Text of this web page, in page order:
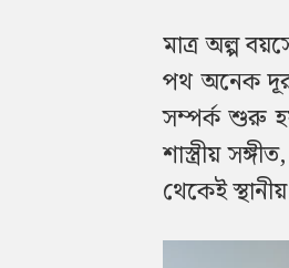
মাত্র অল্প
পথ অনেক দূর
সম্পর্ক শুরু
শাস্ত্রীয়
থেকেই